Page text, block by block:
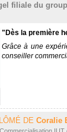
filiale du
"Dès la première
Grâce à une
conseiller
DE Coralie